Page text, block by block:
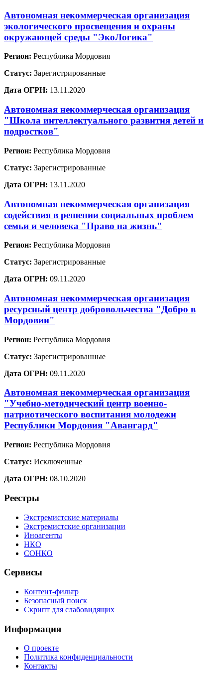
Автономная некоммерческая организация
экологического просвещения и охраны
окружающей среды "ЭкоЛогика"
Регион: Республика Мордовия
Статус: Зарегистрированные
Дата ОГРН: 13.11.2020
Автономная некоммерческая организация
"Школа интеллектуального развития детей и
подростков"
Регион: Республика Мордовия
Статус: Зарегистрированные
Дата ОГРН: 13.11.2020
Автономная некоммерческая организация
содействия в решении социальных проблем
семьи и человека "Право на жизнь"
Регион: Республика Мордовия
Статус: Зарегистрированные
Дата ОГРН: 09.11.2020
Автономная некоммерческая организация
ресурсный центр добровольчества "Добро в
Мордовии"
Регион: Республика Мордовия
Статус: Зарегистрированные
Дата ОГРН: 09.11.2020
Автономная некоммерческая организация
"Учебно-методический центр военно-
патриотического воспитания молодежи
Республики Мордовия "Авангард"
Регион: Республика Мордовия
Статус: Исключенные
Дата ОГРН: 08.10.2020
Реестры
Экстремистские материалы
Экстремистские организации
Иноагенты
НКО
СОНКО
Сервисы
Контент-фильтр
Безопасный поиск
Скрипт для слабовидящих
Информация
О проекте
Политика конфиденциальности
Контакты